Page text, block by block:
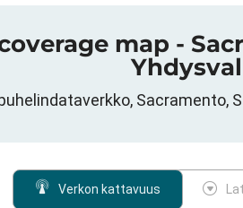
map -
Sacramento,
Verkon kattavuus